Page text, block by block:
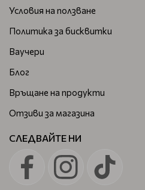
Условия на ползване
Политика за бисквитки
Ваучери
Блог
Връщане на продукти
Отзиви за магазина
СЛЕДВАЙТЕ НИ